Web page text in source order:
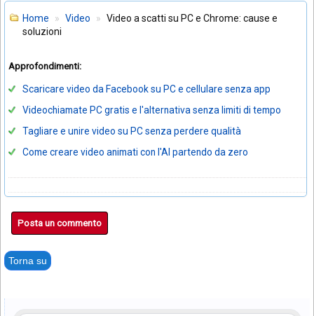
Home Video
Video a scatti su PC e Chrome: cause e
soluzioni
Approfondimenti:
Scaricare video da Facebook su PC e cellulare senza app
Videochiamate PC gratis e l'alternativa senza limiti di tempo
Tagliare e unire video su PC senza perdere qualità
Come creare video animati con l'AI partendo da zero
Posta un commento
Torna su